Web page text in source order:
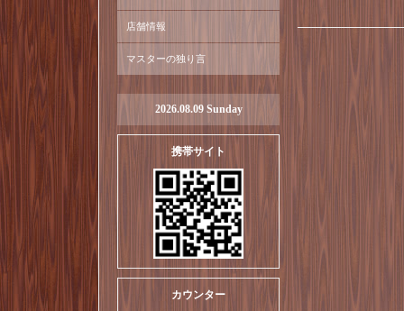
店舗情報
マスターの独り言
2026.08.09 Sunday
携帯サイト
カウンター